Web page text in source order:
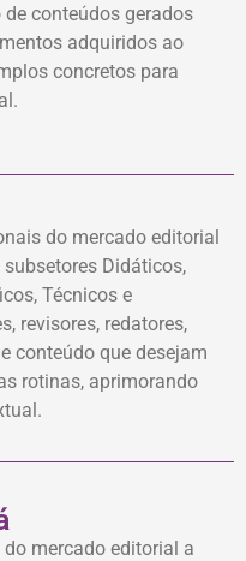
conteúdos gerados
adquiridos ao
concretos para
do mercado editorial
Didáticos,
Técnicos e
revisores, redatores,
conteúdo que desejam
rotinas, aprimorando
mercado editorial a